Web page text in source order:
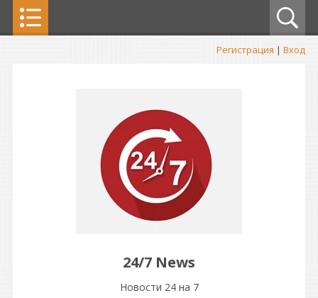
Регистрация | Вход
24/7 News
Новости 24 на 7